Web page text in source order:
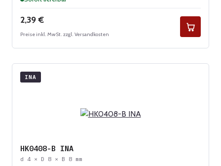
Regulärer Preis:
2,39 €
Preise inkl. MwSt. zzgl. Versandkosten
INA
HK0408-B INA
d 4 × D 8 × B 8 mm